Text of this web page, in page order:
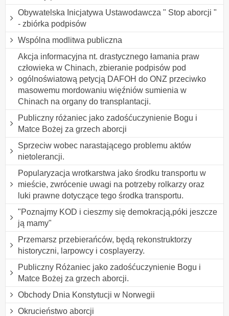
Obywatelska Inicjatywa Ustawodawcza " Stop aborcji "
- zbiórka podpisów
Wspólna modlitwa publiczna
Akcja informacyjna nt. drastycznego łamania praw
człowieka w Chinach, zbieranie podpisów pod
ogólnoświatową petycją DAFOH do ONZ przeciwko
masowemu mordowaniu więźniów sumienia w
Chinach na organy do transplantacji.
Publiczny różaniec jako zadośćuczynienie Bogu i
Matce Bożej za grzech aborcji
Sprzeciw wobec narastającego problemu aktów
nietolerancji.
Popularyzacja wrotkarstwa jako środku transportu w
mieście, zwrócenie uwagi na potrzeby rolkarzy oraz
luki prawne dotyczące tego środka transportu.
"Poznajmy KOD i cieszmy się demokracją,póki jeszcze
ją mamy"
Przemarsz przebierańców, będą rekonstruktorzy
historyczni, larpowcy i cosplayerzy.
Publiczny Różaniec jako zadośćuczynienie Bogu i
Matce Bożej za grzech aborcji.
Obchody Dnia Konstytucji w Norwegii
Okrucieństwo aborcji